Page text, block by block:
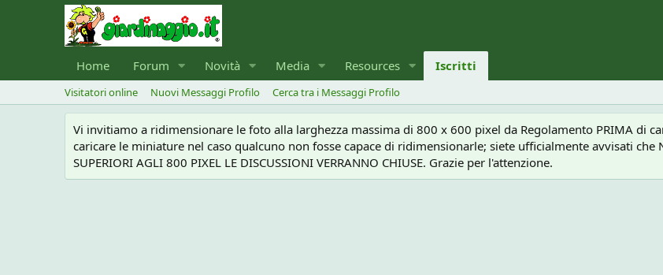
Home Forum Novità Media Resources Iscritti
Visitatori online Nuovi Messaggi Profilo Cerca tra i Messaggi Profilo
Vi invitiamo a ridimensionare le foto alla larghezza massima di 800 x 600 pixel da Regolamento PRIMA di
caricare le miniature nel caso qualcuno non fosse capace di ridimensionarle; siete ufficialmente avvisati che
SUPERIORI AGLI 800 PIXEL LE DISCUSSIONI VERRANNO CHIUSE. Grazie per l'attenzione.